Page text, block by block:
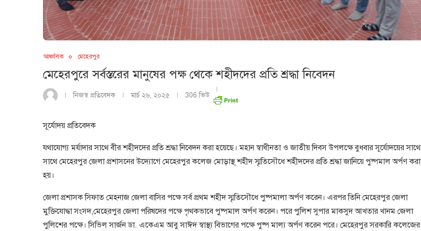
আঞ্চলিক মেহেরপুর
মেহেরপুরে সর্বস্তরের মানুষের পক্ষ থেকে শহীদদের প্রতি শ্রদ্ধা নিবেদন
নিজস্ব প্রতিবেদক মার্চ ২৬, ২০২৫ 306 ভিউ
সূর্যোদয় প্রতিবেদক
যথাযোগ্য মর্যাদার সাথে বীর শহীদদের প্রতি শ্রদ্ধা নিবেদন করা হয়েছে। মহান স্বাধীনতা ও জাতীয় দিবস উপলক্ষে বুধবার সূর্যোদয়ের সাথে
সাথে মেহেরপুর জেলা প্রশাসনের উদ্যোগে মেহেরপুর কলেজ মোড়াস্থ্ শহীদ স্মৃতিসৌধে শহীদদের প্রতি শ্রদ্ধা জানিয়ে পুষ্পমাল অর্পণ করা
হয়।
জেলা প্রশাসক সিফাত মেহনাজ জেলা বাসির পক্ষে সর্ব প্রথম শহীদ স্মৃতিসৌধে পুষ্পমালা অর্পণ করেন। এরপর তিনি মেহেরপুর জেলা
মুক্তিযোদ্ধা সংসদ,মেহেরপুর জেলা পরিষদের পক্ষে পৃথকভাবে পুষ্পমাল অর্পণ করেন। পরে পুলিশ সুপার মাকসুদ আখতার খানম জেলা
পুলিশের পক্ষে। সিভিল সার্জন ডা. একেএম আবু সাঈদ স্বাস্থ্য বিভাগের পক্ষে পুষ্প মাল্য অর্পণ করেন পরে। মেহেরপুর সরকারি কলেজের